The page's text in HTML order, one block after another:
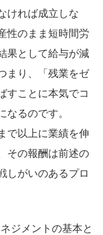
ければ成立しな
性のまま短時間労
果として給与が減
まり、「残業をゼ
すことに本気でコ
なるのです。
で以上に業績を伸
その報酬は前述の
しがいのあるプロ
ジメントの基本と